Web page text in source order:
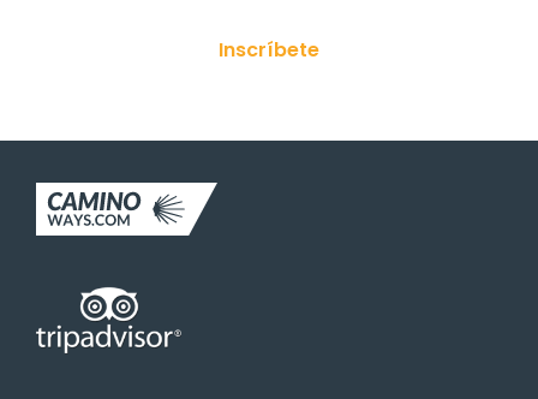
Inscríbete